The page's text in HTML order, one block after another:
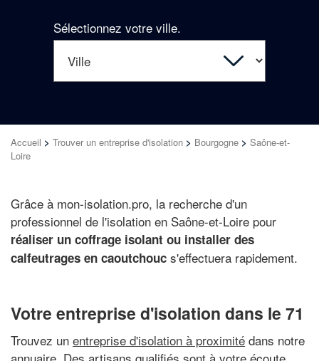
Sélectionnez votre ville.
Accueil > Trouver un entreprise d'isolation > Bourgogne > Saône-et-
Loire
Grâce à mon-isolation.pro, la recherche d'un
professionnel de l'isolation en Saône-et-Loire pour
réaliser un coffrage isolant ou installer des
calfeutrages en caoutchouc s'effectuera rapidement.
Votre entreprise d'isolation dans le 71
Trouvez un entreprise d'isolation à proximité dans notre
annuaire. Des artisans qualifiés sont à votre écoute,